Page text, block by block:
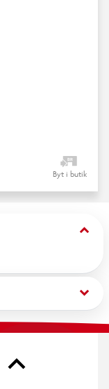
Byt i butik
keyboard_arrow_down
keyboard_arrow_down